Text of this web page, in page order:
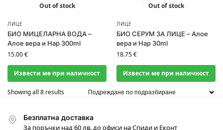
Out of stock
ЛИЦЕ
БИО МИЦЕЛАРНА ВОДА –
Алое вера и Нар 300ml
15.00€
Извести ме при наличност
Out of stock
ЛИЦЕ
БИО СЕРУМ ЗА ЛИЦЕ – Алое
вера и Нар 30ml
18.75€
Извести ме при наличност
Showing all 8 results
Безплатна доставка
За поръчки над 60 лв. до офиси на Спиди и Еконт